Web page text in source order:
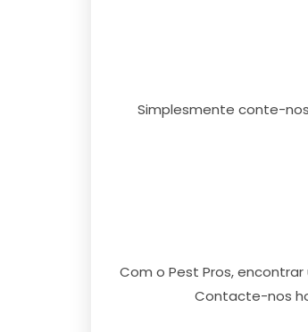
Simplesmente conte-
Com o Pest Pros,
Contacte-nos